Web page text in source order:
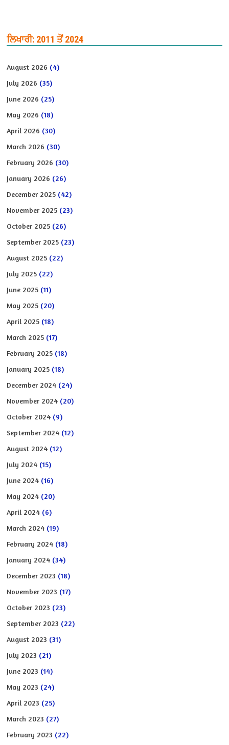
ਲਿਖਾਰੀ: 2011 ਤੋਂ 2024
August 2026 (4)
July 2026 (35)
June 2026 (25)
May 2026 (18)
April 2026 (30)
March 2026 (30)
February 2026 (30)
January 2026 (26)
December 2025 (42)
November 2025 (23)
October 2025 (26)
September 2025 (23)
August 2025 (22)
July 2025 (22)
June 2025 (11)
May 2025 (20)
April 2025 (18)
March 2025 (17)
February 2025 (18)
January 2025 (18)
December 2024 (24)
November 2024 (20)
October 2024 (9)
September 2024 (12)
August 2024 (12)
July 2024 (15)
June 2024 (16)
May 2024 (20)
April 2024 (6)
March 2024 (19)
February 2024 (18)
January 2024 (34)
December 2023 (18)
November 2023 (17)
October 2023 (23)
September 2023 (22)
August 2023 (31)
July 2023 (21)
June 2023 (14)
May 2023 (24)
April 2023 (25)
March 2023 (27)
February 2023 (22)